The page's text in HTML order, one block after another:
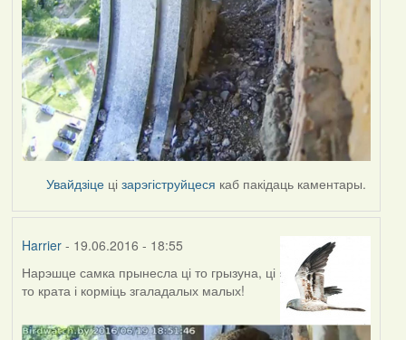
Увайдзіце цізарэгіструйцеся каб пакідаць каментары.
Harrier- 19.06.2016 - 18:55
Нарэшце самка прынесла ці то грызуна, ці
то крата і корміць згаладалых малых!